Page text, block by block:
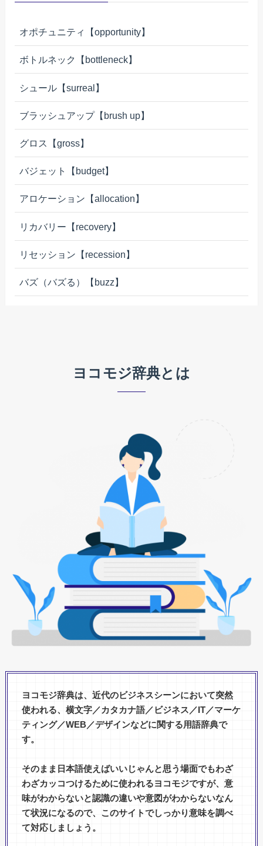
オポチュニティ【opportunity】
ボトルネック【bottleneck】
シュール【surreal】
ブラッシュアップ【brush up】
グロス【gross】
バジェット【budget】
アロケーション【allocation】
リカバリー【recovery】
リセッション【recession】
バズ（バズる）【buzz】
ヨコモジ辞典とは
ヨコモジ辞典は、近代のビジネスシーンにおいて突然
使われる、横文字／カタカナ語／ビジネス／IT／マーケ
ティング／WEB／デザインなどに関する用語辞典で
す。
そのまま日本語使えばいいじゃんと思う場面でもわざ
わざカッコつけるために使われるヨコモジですが、意
味がわからないと認識の違いや意図がわからないなん
て状況になるので、このサイトでしっかり意味を調べ
て対応しましょう。